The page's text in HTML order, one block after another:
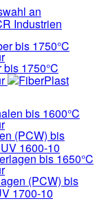
an
Industrien
1750°C
FiberPlast
(PCW) bis
1600-10
(PCW) bis
1700-10